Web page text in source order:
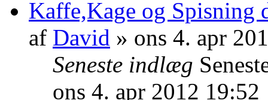
Kaffe,Kage og Spisning
af David » ons 4. apr
Seneste indlæg
ons 4. apr 2012 19:52